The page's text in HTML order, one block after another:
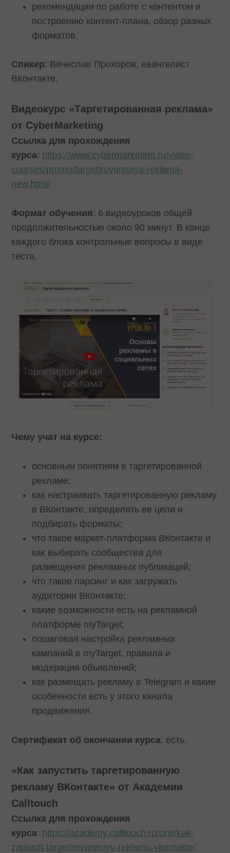
рекомендации по работе с контентом и
построению контент-плана, обзор разных
форматов.
Спикер: Вячеслав Прохоров, евангелист
ВКонтакте.
Видеокурс «Таргетированная реклама»
от CyberMarketing
Ссылка для прохождения
курса: https://www.cybermarketing.ru/video-
courses/promo/targetirovannaya-reklama-
new.html/
Формат обучения : 6 видеоуроков общей
продолжительностью около 90 минут. В конце
каждого блока контрольные вопросы в виде
теста.
Чему учат на курсе:
основным понятиям в таргетированной
рекламе;
как настраивать таргетированную рекламу
в ВКонтакте, определять ее цели и
подбирать форматы;
что такое маркет-платформа ВКонтакте и
как выбирать сообщества для
размещения рекламных публикаций;
что такое парсинг и как загружать
аудитории ВКонтакте;
какие возможности есть на рекламной
платформе myTarget;
пошаговая настройка рекламных
кампаний в myTarget, правила и
модерация объявлений;
как размещать рекламу в Telegram и какие
особенности есть у этого канала
продвижения.
Сертификат об окончании курса: есть.
«Как запустить таргетированную
рекламу ВКонтакте» от Академии
Calltouch
Ссылка для прохождения
курса: https://academy.calltouch.ru/unit/kak-
zapustit-targetirovannuyu-reklamu-vkontakte/